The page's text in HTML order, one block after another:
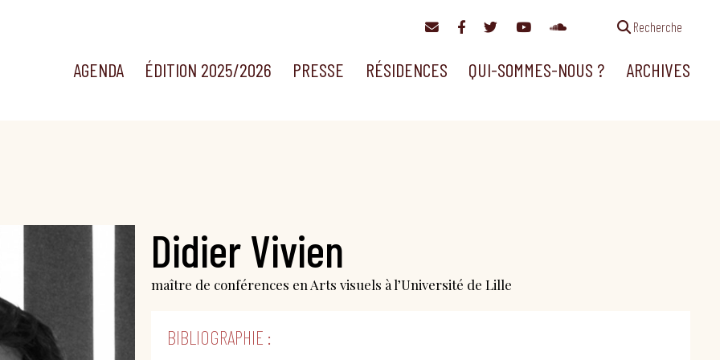
Recherche
AGENDA ÉDITION 2025/2026 PRESSE RÉSIDENCES QUI-SOMMES-NOUS ? ARCHIVES
Didier Vivien
maître de conférences en Arts visuels à l’Université de Lille
BIBLIOGRAPHIE :